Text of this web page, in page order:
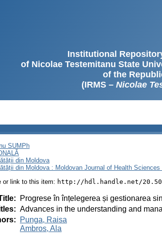
Institutional
of Nicolae Testemitanu State
of the
(IRMS – Nicolae
SUMPh
din Moldova
din Moldova : Moldovan Journal of Health
or link to this item: http://hdl.handle.net/
:
Progrese în înțelegerea și gestionarea
: Advances in the understanding and
:
Punga, Raisa
Ambros, Ala